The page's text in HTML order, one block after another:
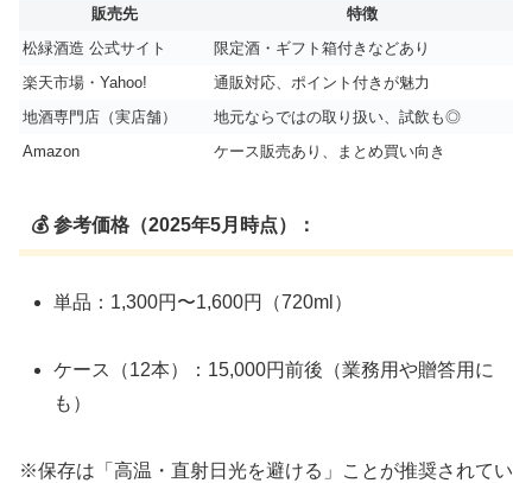
販売先
特徴
松緑酒造 公式サイト
限定酒・ギフト箱付きなどあり
楽天市場・Yahoo!
通販対応、ポイント付きが魅力
地酒専門店（実店舗）
地元ならではの取り扱い、試飲も◎
Amazon
ケース販売あり、まとめ買い向き
💰 参考価格（2025年5月時点）：
単品：1,300円〜1,600円（720ml）
ケース（12本）：15,000円前後（業務用や贈答用に
も）
※保存は「高温・直射日光を避ける」ことが推奨されてい